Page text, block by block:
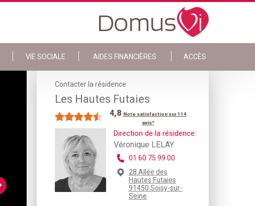
VIE SOCIALE AIDES FINANCIÈRES ACCÈS
Contacter la résidence
Les Hautes Futaies
4,8 Note satisfaction sur 114
avis*
Direction de la résidence:
Véronique LELAY
01 60 75 99 00
28 Allée des
Hautes Futaies
91450 Soisy-sur-
Seine